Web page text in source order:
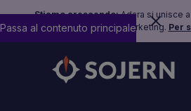
Stiamo crescendo:Adara si unisce
futuro del travel marketing. Per
Passa al contenuto principale